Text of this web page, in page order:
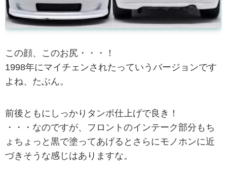
この顔、このお尻・・・！
1998年にマイチェンされたっていうバージョンです
よね、たぶん。
前後ともにしっかりタンポ仕上げで良き！
・・・なのですが、フロントのインテーク部分もち
ょちょっと黒で塗ってあげるとさらにモノホンに近
づきそうな感じはありますな。